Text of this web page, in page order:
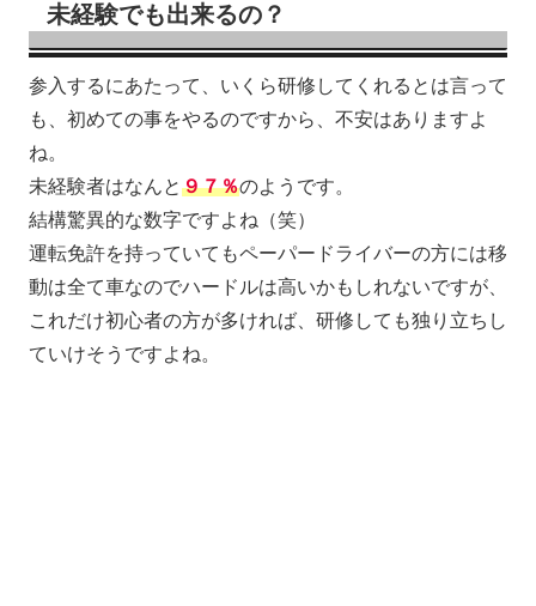
未経験でも出来るの？
参入するにあたって、いくら研修してくれるとは言って
も、初めての事をやるのですから、不安はありますよ
ね。
未経験者はなんと９７％のようです。
結構驚異的な数字ですよね（笑）
運転免許を持っていてもペーパードライバーの方には移
動は全て車なのでハードルは高いかもしれないですが、
これだけ初心者の方が多ければ、研修しても独り立ちし
ていけそうですよね。